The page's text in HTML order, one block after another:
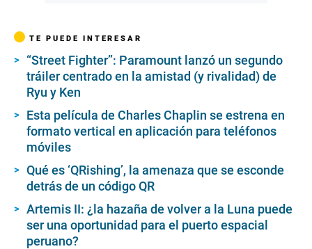
TE PUEDE INTERESAR
“Street Fighter”: Paramount lanzó un segundo
tráiler centrado en la amistad (y rivalidad) de
Ryu y Ken
Esta película de Charles Chaplin se estrena en
formato vertical en aplicación para teléfonos
móviles
Qué es ‘QRishing’, la amenaza que se esconde
detrás de un código QR
Artemis II: ¿la hazaña de volver a la Luna puede
ser una oportunidad para el puerto espacial
peruano?